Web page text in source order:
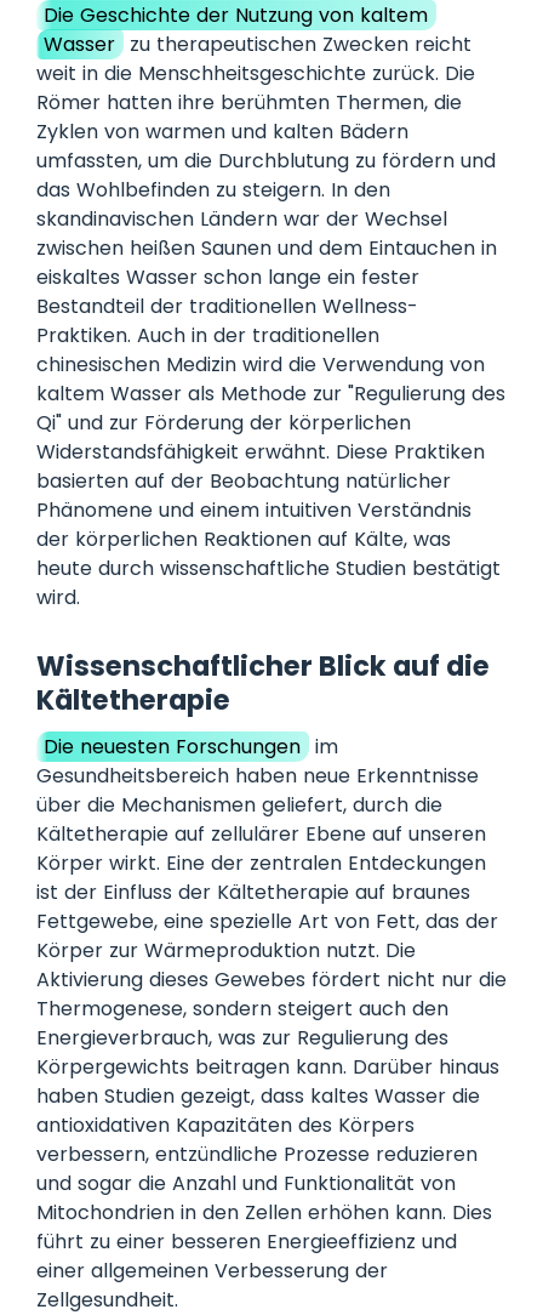
Die Geschichte der Nutzung von kaltem
Wasser zu therapeutischen Zwecken reicht
weit in die Menschheitsgeschichte zurück. Die
Römer hatten ihre berühmten Thermen, die
Zyklen von warmen und kalten Bädern
umfassten, um die Durchblutung zu fördern und
das Wohlbefinden zu steigern. In den
skandinavischen Ländern war der Wechsel
zwischen heißen Saunen und dem Eintauchen in
eiskaltes Wasser schon lange ein fester
Bestandteil der traditionellen Wellness-
Praktiken. Auch in der traditionellen
chinesischen Medizin wird die Verwendung von
kaltem Wasser als Methode zur "Regulierung des
Qi" und zur Förderung der körperlichen
Widerstandsfähigkeit erwähnt. Diese Praktiken
basierten auf der Beobachtung natürlicher
Phänomene und einem intuitiven Verständnis
der körperlichen Reaktionen auf Kälte, was
heute durch wissenschaftliche Studien bestätigt
wird.
Wissenschaftlicher Blick auf die
Kältetherapie
Die neuesten Forschungen im
Gesundheitsbereich haben neue Erkenntnisse
über die Mechanismen geliefert, durch die
Kältetherapie auf zellulärer Ebene auf unseren
Körper wirkt. Eine der zentralen Entdeckungen
ist der Einfluss der Kältetherapie auf braunes
Fettgewebe, eine spezielle Art von Fett, das der
Körper zur Wärmeproduktion nutzt. Die
Aktivierung dieses Gewebes fördert nicht nur die
Thermogenese, sondern steigert auch den
Energieverbrauch, was zur Regulierung des
Körpergewichts beitragen kann. Darüber hinaus
haben Studien gezeigt, dass kaltes Wasser die
antioxidativen Kapazitäten des Körpers
verbessern, entzündliche Prozesse reduzieren
und sogar die Anzahl und Funktionalität von
Mitochondrien in den Zellen erhöhen kann. Dies
führt zu einer besseren Energieeffizienz und
einer allgemeinen Verbesserung der
Zellgesundheit.